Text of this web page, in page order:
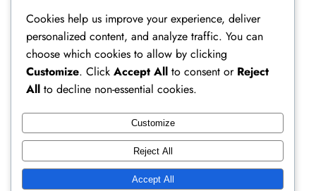
Ferry Doedens | Public Figure, Actor & Creative
Profile
Cookies help us improve your experience, deliver
personalized content, and analyze traffic. You can
choose which cookies to allow by clicking
Customize. Click Accept All to consent or Reject
All to decline non-essential cookies.
Customize
Reject All
Accept All